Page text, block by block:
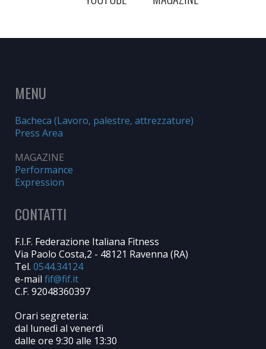
MENU
Bacheca (Lavoro, palestre, attrezzature)
Press Area
MAGAZINE
Performance
Expression
CONTATTI
F.I.F. Federazione Italiana Fitness
Via Paolo Costa,2 - 48121 Ravenna (RA)
Tel. 0544.34124
e-mail
C.F. 92048360397
Orari segreteria:
dal lunedì al venerdì
dalle ore 9:30 alle 13:30